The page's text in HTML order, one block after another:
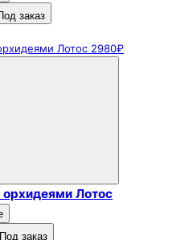
заказ
2980₽
орхидеями Лотос
Под заказ